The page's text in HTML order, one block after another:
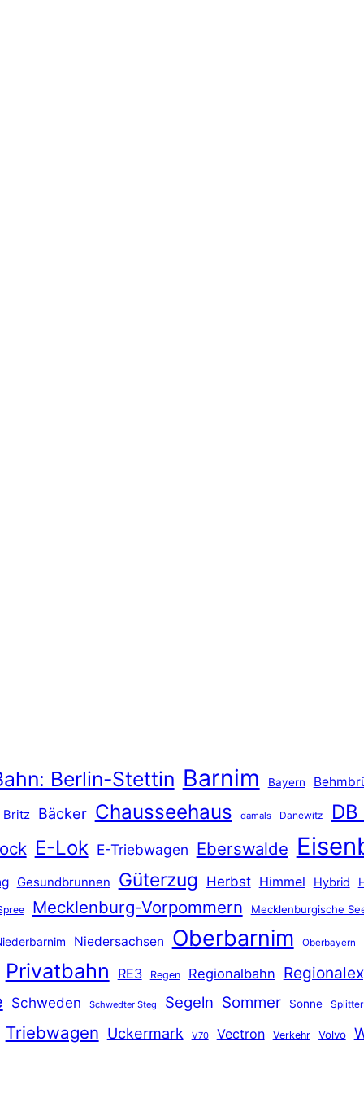
Berlin-Stettin Barnim Bayern
Britz Bäcker Chausseehaus damals Danewitz DB
E-Lok E-Triebwagen Eberswalde
Gesundbrunnen Güterzug Herbst Himmel Hybrid
Mecklenburg-Vorpommern Mecklenburgische
Niedersachsen Oberbarnim Oberbayern
Privatbahn RE3 Regen Regionalbahn
Schweden Schwedter Steg Segeln Sommer Sonne Splitter
Triebwagen Uckermark V70 Vectron Verkehr Volvo